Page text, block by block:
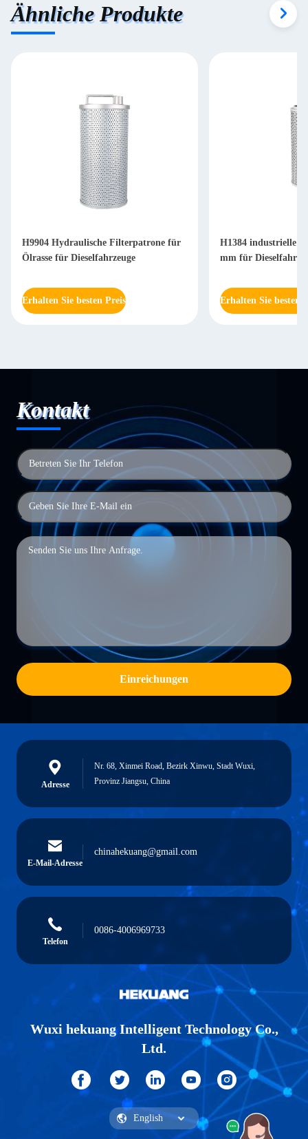
Ähnliche Produkte
H9904 Hydraulische Filterpatrone für
Ölrasse für Dieselfahrzeuge
Erhalten Sie besten Preis
H1384 industrielle
mm für
Erhalten Sie besten
Kontakt
Einreichungen
Adresse
Nr. 68, Xinmei Road, Bezirk Xinwu, Stadt Wuxi,
Provinz Jiangsu, China
E-Mail-Adresse
chinahekuang@gmail.com
Telefon
0086-4006969733
Wuxi hekuang Intelligent Technology Co.,
Ltd.